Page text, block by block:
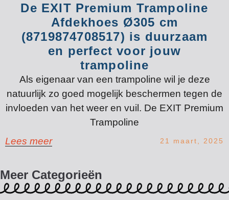
De EXIT Premium Trampoline
Afdekhoes Ø305 cm
(8719874708517) is duurzaam
en perfect voor jouw
trampoline
Als eigenaar van een trampoline wil je deze
natuurlijk zo goed mogelijk beschermen tegen de
invloeden van het weer en vuil. De EXIT Premium
Trampoline
Lees meer
21 maart, 2025
Meer Categorieën